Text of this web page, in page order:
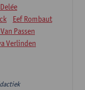
Eef Rombaut
Passen
Verlinden